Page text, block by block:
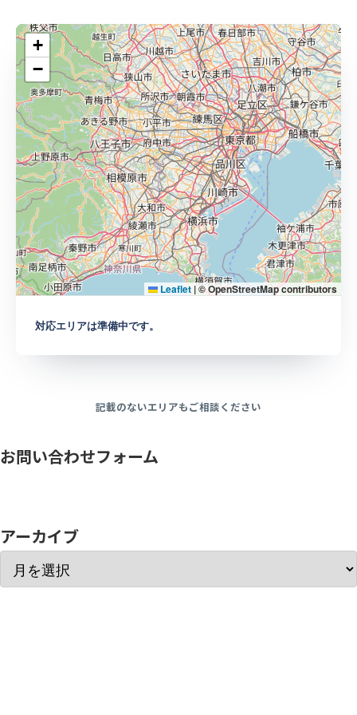
+
−
Leaflet |© OpenStreetMap contributors
対応エリアは準備中です。
記載のないエリアもご相談ください
お問い合わせフォーム
アーカイブ